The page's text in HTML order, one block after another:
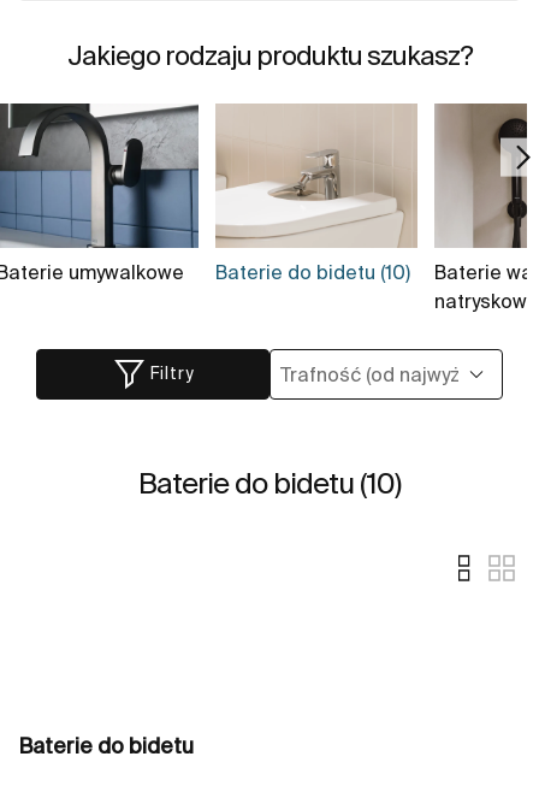
Jakiego rodzaju produktu szukasz?
umywalkowe Baterie do bidetu (10)
Baterie
natryskowe
Filtry
Baterie do bidetu (10)
Baterie do bidetu